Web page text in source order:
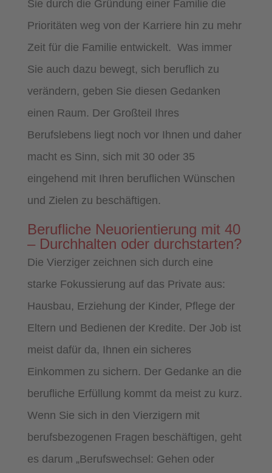
Sie durch die Gründung einer Familie die
Prioritäten weg von der Karriere hin zu mehr
Zeit für die Familie entwickelt. Was immer
Sie auch dazu bewegt, sich beruflich zu
verändern, geben Sie diesen Gedanken
einen Raum. Der Großteil Ihres
Berufslebens liegt noch vor Ihnen und daher
macht es Sinn, sich mit 30 oder 35
eingehend mit Ihren beruflichen Wünschen
und Zielen zu beschäftigen.
Berufliche Neuorientierung mit 40
– Durchhalten oder durchstarten?
Die Vierziger zeichnen sich durch eine
starke Fokussierung auf das Private aus:
Hausbau, Erziehung der Kinder, Pflege der
Eltern und Bedienen der Kredite. Der Job ist
meist dafür da, Ihnen ein sicheres
Einkommen zu sichern. Der Gedanke an die
berufliche Erfüllung kommt da meist zu kurz.
Wenn Sie sich in den Vierzigern mit
berufsbezogenen Fragen beschäftigen, geht
es darum „Berufswechsel: Gehen oder